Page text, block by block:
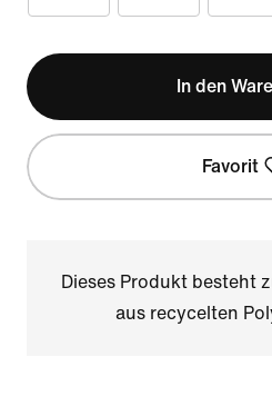
In den
Favorit
Dieses Produkt besteht
aus recycelten